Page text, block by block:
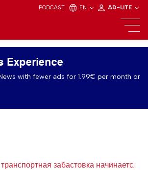
PODCAST EN AD-LITE
Experience
with fewer ads for 1.99€ per month or
забастовка начинается в